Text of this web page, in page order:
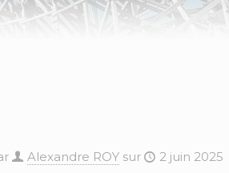
Alexandre ROY sur 2 juin 2025